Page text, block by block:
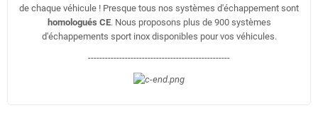
de chaque véhicule ! Presque tous nos systèmes d'échappement sont
homologués CE. Nous proposons plus de 900 systèmes
d'échappements sport inox disponibles pour vos véhicules.
--------------------------------------------------